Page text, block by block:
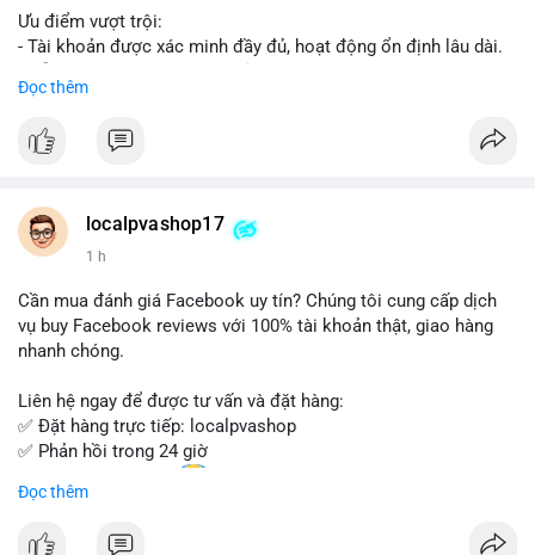
Ưu điểm vượt trội:
- Tài khoản được xác minh đầy đủ, hoạt động ổn định lâu dài.
- Giao dịch an toàn, bảo mật thông tin.
Đặt hàng ngay hôm nay để nhận ưu đãi tốt nhất!
- WhatsApp: +1 (66
215-8938
- Telegram: @localpvashop
Đừng bỏ lỡ cơ hội sở hữu tài khoản WeChat chất lượng với giá
tốt. Liên hệ ngay!
Đọc thêm
localpvashop17
1 h
Cần mua đánh giá Facebook uy tín? Chúng tôi cung cấp dịch
vụ buy Facebook reviews với 100% tài khoản thật, giao hàng
nhanh chóng.
Liên hệ ngay để được tư vấn và đặt hàng:
✅ Đặt hàng trực tiếp: localpvashop
✅ Phản hồi trong 24 giờ
✅ WhatsApp: +1 (66
✅ Telegram: @localpvashop
✅ Email: localpvashop@gmail.com
Đọc thêm